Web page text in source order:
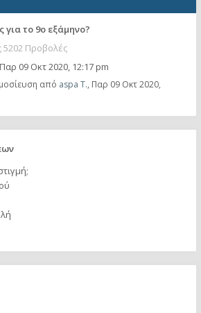
για το 9ο εξάμηνο?
5202 Προβολές
Παρ 09 Οκτ 2020, 12:17 pm
από aspa T., Παρ 09 Οκτ 2020,